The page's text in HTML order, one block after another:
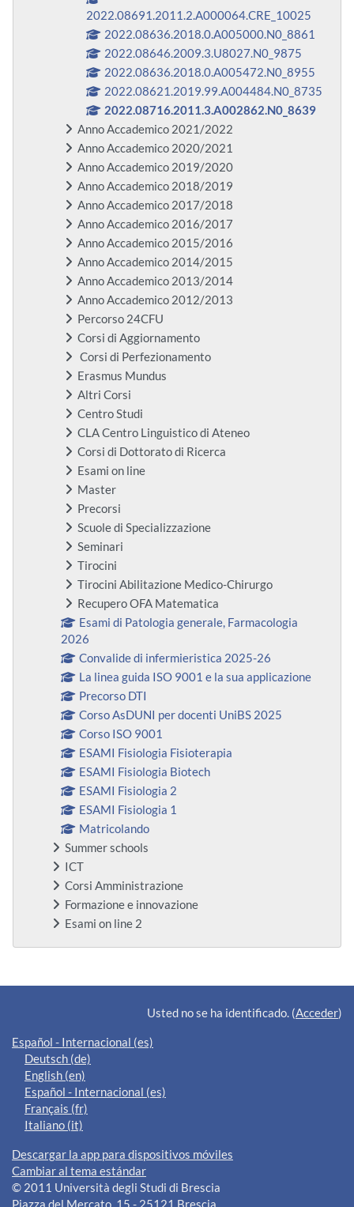
2022.08691.2011.2.A000064.CRE_10025
2022.08636.2018.0.A005000.N0_8861
2022.08646.2009.3.U8027.N0_9875
2022.08636.2018.0.A005472.N0_8955
2022.08621.2019.99.A004484.N0_8735
2022.08716.2011.3.A002862.N0_8639
Anno Accademico 2021/2022
Anno Accademico 2020/2021
Anno Accademico 2019/2020
Anno Accademico 2018/2019
Anno Accademico 2017/2018
Anno Accademico 2016/2017
Anno Accademico 2015/2016
Anno Accademico 2014/2015
Anno Accademico 2013/2014
Anno Accademico 2012/2013
Percorso 24CFU
Corsi di Aggiornamento
Corsi di Perfezionamento
Erasmus Mundus
Altri Corsi
Centro Studi
CLA Centro Linguistico di Ateneo
Corsi di Dottorato di Ricerca
Esami on line
Master
Precorsi
Scuole di Specializzazione
Seminari
Tirocini
Tirocini Abilitazione Medico-Chirurgo
Recupero OFA Matematica
Esami di Patologia generale, Farmacologia
2026
Convalide di infermieristica 2025-26
La linea guida ISO 9001 e la sua applicazione
Precorso DTI
Corso AsDUNI per docenti UniBS 2025
Corso ISO 9001
ESAMI Fisiologia Fisioterapia
ESAMI Fisiologia Biotech
ESAMI Fisiologia 2
ESAMI Fisiologia 1
Matricolando
Summer schools
ICT
Corsi Amministrazione
Formazione e innovazione
Esami on line 2
Bloques suplementarios
Usted no se ha identificado. (Acceder)
Español - Internacional ‎(es)‎
Deutsch ‎(de)‎
English ‎(en)‎
Español - Internacional ‎(es)‎
Français ‎(fr)‎
Italiano ‎(it)‎
Descargar la app para dispositivos móviles
Cambiar al tema estándar
© 2011 Università degli Studi di Brescia
Piazza del Mercato, 15 - 25121 Brescia